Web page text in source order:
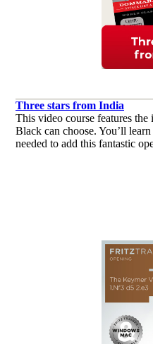
Three stars from India
This video course features the
Black can choose. You’ll
needed to add this fantastic